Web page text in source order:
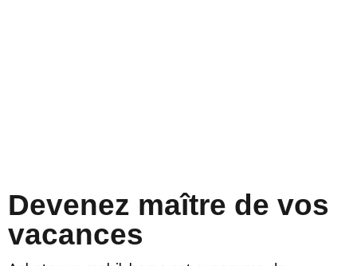
Devenez maître de vos
vacances